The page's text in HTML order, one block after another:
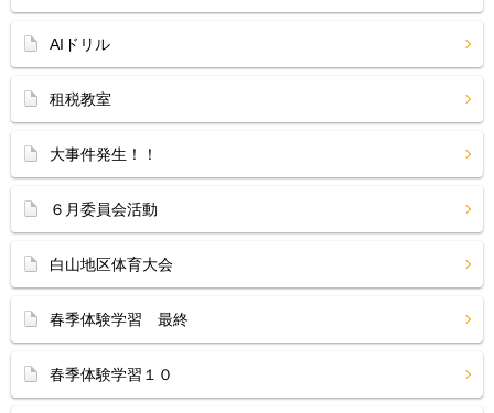
AIドリル
租税教室
大事件発生！！
６月委員会活動
白山地区体育大会
春季体験学習 最終
春季体験学習１０